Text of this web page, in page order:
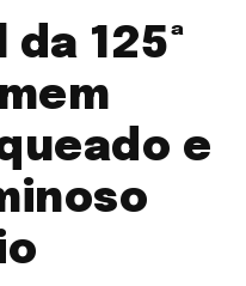
da 125ª
e